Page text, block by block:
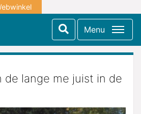
Menu
de lange me juist in de